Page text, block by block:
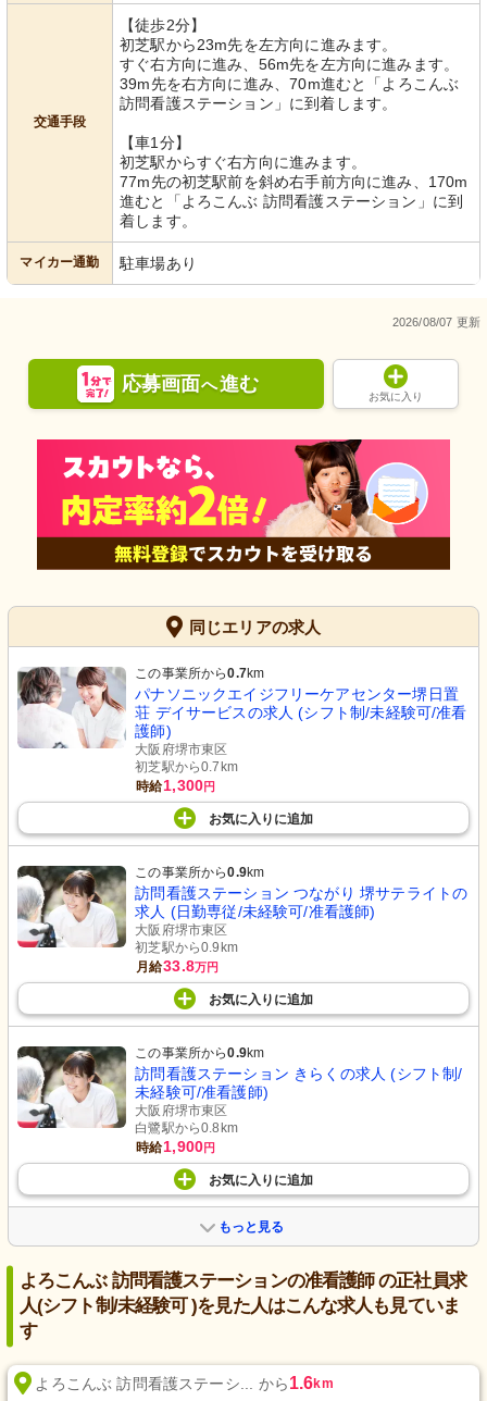
交通手段
【徒歩2分】
初芝駅から23m先を左方向に進みます。
すぐ右方向に進み、56m先を左方向に進みます。
39m先を右方向に進み、70m進むと「よろこんぶ
訪問看護ステーション」に到着します。
【車1分】
初芝駅からすぐ右方向に進みます。
77m先の初芝駅前を斜め右手前方向に進み、170m
進むと「よろこんぶ 訪問看護ステーション」に到
着します。
マイカー通勤 駐車場あり
2026/08/07 更新
応募画面へ進む
お気に入り
同じエリアの求人
この事業所から0.7km
パナソニックエイジフリーケアセンター堺日置
荘 デイサービスの求人 (シフト制/未経験可/准看
護師)
大阪府堺市東区
初芝駅から0.7km
時給1,300円
お気に入り に追加
この事業所から0.9km
訪問看護ステーション つながり 堺サテライトの
求人 (日勤専従/未経験可/准看護師)
大阪府堺市東区
初芝駅から0.9km
月給33.8万円
お気に入り に追加
この事業所から0.9km
訪問看護ステーション きらくの求人 (シフト制/
未経験可/准看護師)
大阪府堺市東区
白鷺駅から0.8km
時給1,900円
お気に入り に追加
もっと見る
よろこんぶ 訪問看護ステーションの准看護師 の正社員求
人(シフト制/未経験可 )を見た人はこんな求人も見ていま
す
よろこんぶ 訪問看護ステーシ... から1.6km